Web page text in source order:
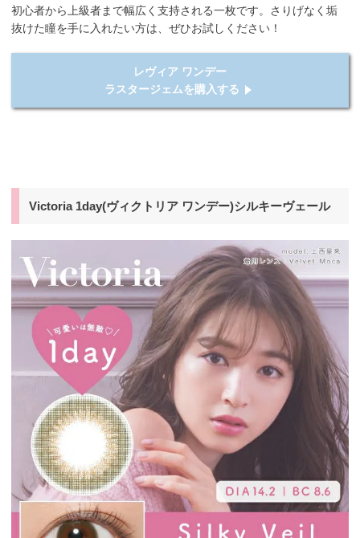
初心者から上級者まで幅広く支持される一枚です。さりげなく垢
抜けた瞳を手に入れたい方は、ぜひお試しください！
レヴィア ワンデー
ラスタージェムを購入する
Victoria 1day(ヴィクトリア ワンデー)シルキーヴェール